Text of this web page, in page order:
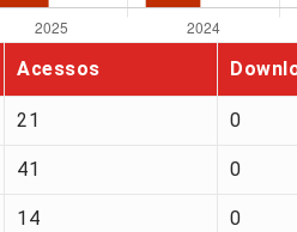
Acessos
21 0
41 0
14 0